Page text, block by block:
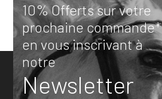
10% Offerts sur votre
prochaine commande*
en vous inscrivant à
notre
Newsletter